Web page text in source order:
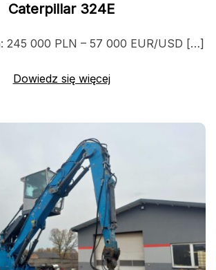
Caterpillar 324E
245 000 PLN – 57 000 EUR/USD […]
Dowiedz się więcej